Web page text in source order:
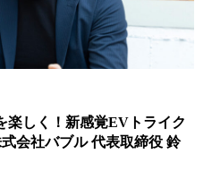
楽しく！新感覚EVトライク
会社バブル 代表取締役 鈴